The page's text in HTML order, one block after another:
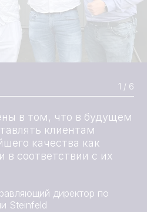
2 / 6
наши общие
по производству